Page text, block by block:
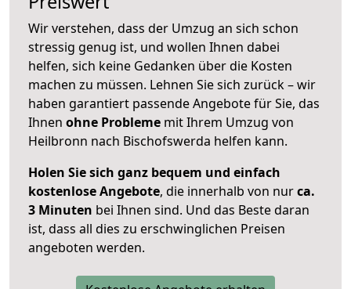
Wir verstehen, dass der Umzug an sich schon
stressig genug ist, und wollen Ihnen dabei
helfen, sich keine Gedanken über die Kosten
machen zu müssen. Lehnen Sie sich zurück – wir
haben garantiert passende Angebote für Sie, das
Ihnen ohne Probleme mit Ihrem Umzug von
Heilbronn nach Bischofswerda helfen kann.
Holen Sie sich ganz bequem und einfach
kostenlose Angebote, die innerhalb von nurca.
3 Minuten bei Ihnen sind. Und das Beste daran
ist, dass all dies zu erschwinglichen Preisen
angeboten werden.